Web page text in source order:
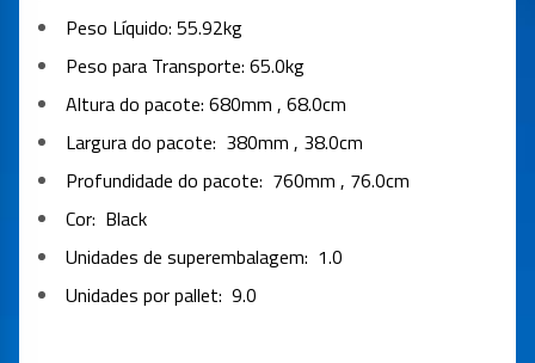
Peso Líquido: 55.92kg
Peso para Transporte: 65.0kg
Altura do pacote: 680mm , 68.0cm
Largura do pacote: 380mm , 38.0cm
Profundidade do pacote: 760mm , 76.0cm
Cor: Black
Unidades de superembalagem: 1.0
Unidades por pallet: 9.0